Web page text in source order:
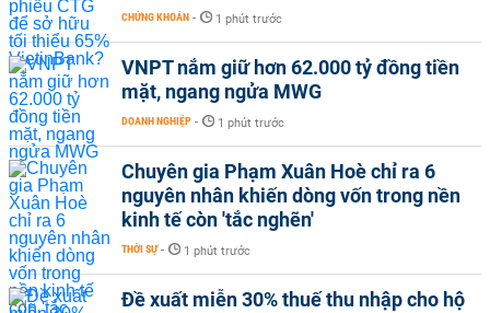
CHỨNG KHOÁN - 1 phút trước
VNPT nắm giữ hơn 62.000 tỷ đồng tiền
mặt, ngang ngửa MWG
DOANH NGHIỆP - 1 phút trước
Chuyên gia Phạm Xuân Hoè chỉ ra 6
nguyên nhân khiến dòng vốn trong nền
kinh tế còn 'tắc nghẽn'
THỜI SỰ - 1 phút trước
Đề xuất miễn 30% thuế thu nhập cho hộ